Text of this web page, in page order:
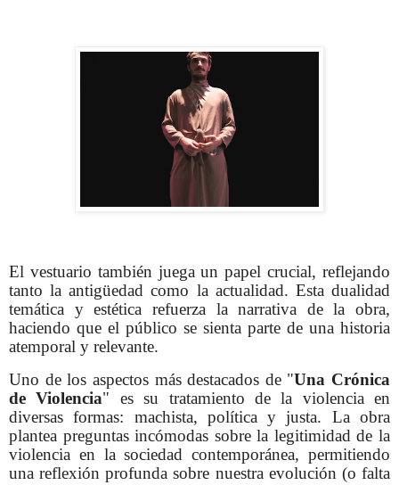
El vestuario también juega un papel crucial, reflejando
tanto la antigüedad como la actualidad. Esta dualidad
temática y estética refuerza la narrativa de la obra,
haciendo que el público se sienta parte de una historia
atemporal y relevante.
Uno de los aspectos más destacados de "Una Crónica
de Violencia" es su tratamiento de la violencia en
diversas formas: machista, política y justa. La obra
plantea preguntas incómodas sobre la legitimidad de la
violencia en la sociedad contemporánea, permitiendo
una reflexión profunda sobre nuestra evolución (o falta